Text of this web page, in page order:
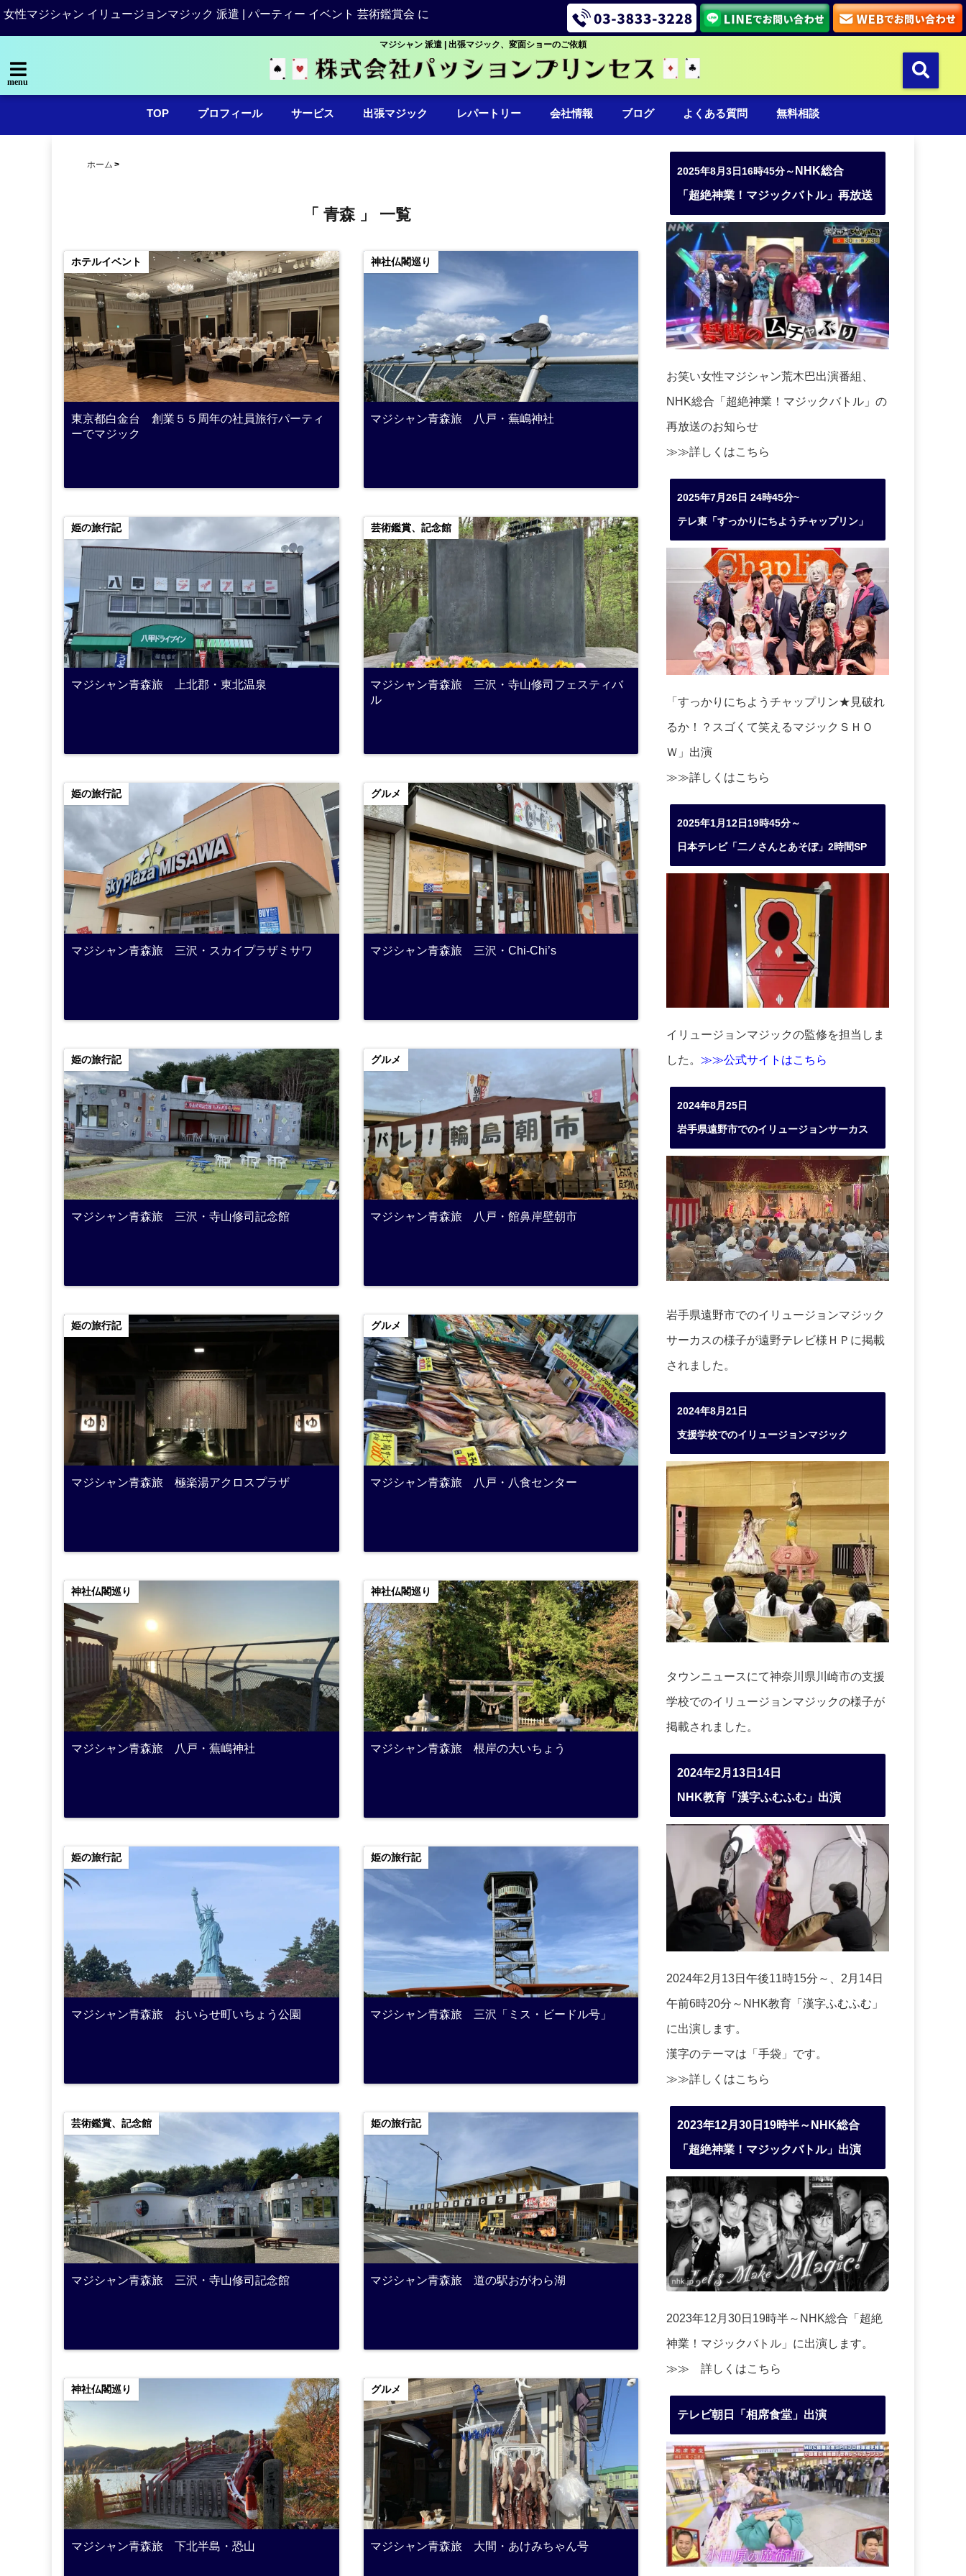
女性マジシャン イリュージョンマジック 派遣 | パーティー イベント 芸術鑑賞会 に
マジシャン 派遣 | 出張マジック、変面ショーのご依頼
menu
TOP プロフィール サービス 出張マジック レパートリー 会社情報 ブログ よくある質問 無料相談
ホーム
「 青森 」 一覧
ホテルイベント
東京都白金台 創業５５周年の社員旅行パーティ
ーでマジック
神社仏閣巡り
マジシャン青森旅 八戸・蕪嶋神社
姫の旅行記
マジシャン青森旅 上北郡・東北温泉
芸術鑑賞、記念館
マジシャン青森旅 三沢・寺山修司フェスティバ
ル
姫の旅行記
マジシャン青森旅 三沢・スカイプラザミサワ
グルメ
マジシャン青森旅 三沢・Chi-Chi’s
姫の旅行記
マジシャン青森旅 三沢・寺山修司記念館
グルメ
マジシャン青森旅 八戸・館鼻岸壁朝市
姫の旅行記
マジシャン青森旅 極楽湯アクロスプラザ
グルメ
マジシャン青森旅 八戸・八食センター
神社仏閣巡り
マジシャン青森旅 八戸・蕪嶋神社
神社仏閣巡り
マジシャン青森旅 根岸の大いちょう
姫の旅行記
マジシャン青森旅 おいらせ町いちょう公園
姫の旅行記
マジシャン青森旅 三沢「ミス・ビードル号」
芸術鑑賞、記念館
マジシャン青森旅 三沢・寺山修司記念館
姫の旅行記
マジシャン青森旅 道の駅おがわら湖
神社仏閣巡り
マジシャン青森旅 下北半島・恐山
グルメ
マジシャン青森旅 大間・あけみちゃん号
2025年8月3日16時45分～ NHK総合
「超絶神業！マジックバトル」再放送
お笑い女性マジシャン荒木巴出演番組、
NHK総合「超絶神業！マジックバトル」の
再放送のお知らせ
≫≫詳しくはこちら
2025年7月26日 24時45分~
テレ東「すっかりにちようチャップリン」
「すっかりにちようチャップリン★見破れ
るか！？スゴくて笑えるマジックＳＨＯ
Ｗ」出演
≫≫詳しくはこちら
2025年1月12日19時45分～
日本テレビ「二ノさんとあそぼ」2時間SP
イリュージョンマジックの監修を担当しま
した。 ≫≫公式サイトはこちら
2024年8月25日
岩手県遠野市でのイリュージョンサーカス
岩手県遠野市でのイリュージョンマジック
サーカスの様子が遠野テレビ様ＨＰに掲載
されました。
2024年8月21日
支援学校でのイリュージョンマジック
タウンニュースにて神奈川県川崎市の支援
学校でのイリュージョンマジックの様子が
掲載されました。
2024年2月13日14日
NHK教育「漢字ふむふむ」出演
2024年2月13日午後11時15分～、2月14日
午前6時20分～NHK教育「漢字ふむふむ」
に出演します。
漢字のテーマは「手袋」です。
≫≫詳しくはこちら
2023年12月30日19時半～NHK総合
「超絶神業！マジックバトル」出演
2023年12月30日19時半～NHK総合「超絶
神業！マジックバトル」に出演します。
≫≫ 詳しくはこちら
テレビ朝日「相席食堂」出演